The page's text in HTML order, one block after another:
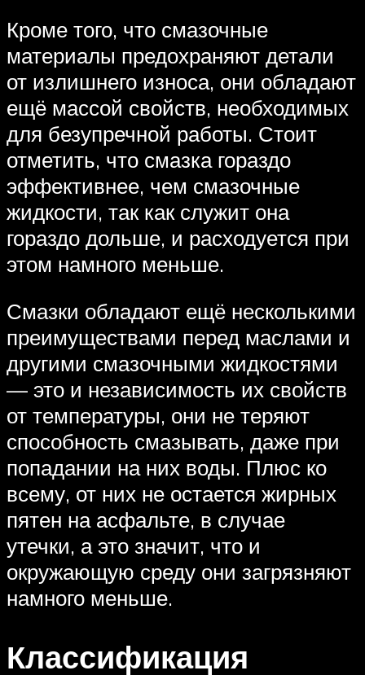
Кроме того, что смазочные
материалы предохраняют детали
от излишнего износа, они обладают
ещё массой свойств, необходимых
для безупречной работы. Стоит
отметить, что смазка гораздо
эффективнее, чем смазочные
жидкости, так как служит она
гораздо дольше, и расходуется при
этом намного меньше.
Смазки обладают ещё несколькими
преимуществами перед маслами и
другими смазочными жидкостями
— это и независимость их свойств
от температуры, они не теряют
способность смазывать, даже при
попадании на них воды. Плюс ко
всему, от них не остается жирных
пятен на асфальте, в случае
утечки, а это значит, что и
окружающую среду они загрязняют
намного меньше.
Классификация